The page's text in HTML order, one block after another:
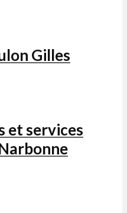
Gilles
et services